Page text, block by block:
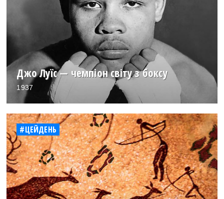
Джо Луїс — чемпіон світу з боксу
1937
#ЦЕЙДЕНЬ